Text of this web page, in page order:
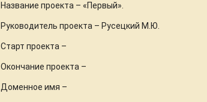
Название проекта – «Первый».
Руководитель проекта – Русецкий М.Ю.
Старт проекта –
Окончание проекта –
Доменное имя –